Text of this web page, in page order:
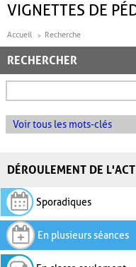
VIGNETTES DE
Accueil Recherche
RECHERCHER
Voir tous les mots-clés
DÉROULEMENT DE
Sporadiques
En plusieurs séances